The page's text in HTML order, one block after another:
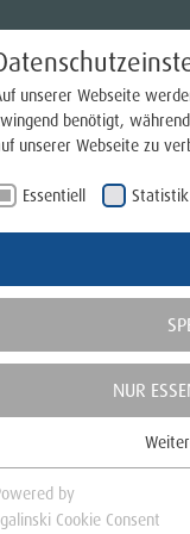
unserer Webseite
benötigt,
unserer Webseite zu
Essentiell Statistik
NUR
Essentielle Cookies
benötigt. Dadurch ist
by
Cookie Consent